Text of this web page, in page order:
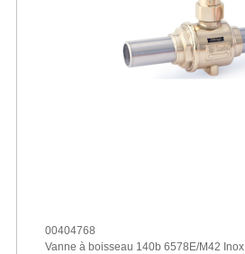
00404768
Vanne à boisseau 140b 6578E/M42 Inox